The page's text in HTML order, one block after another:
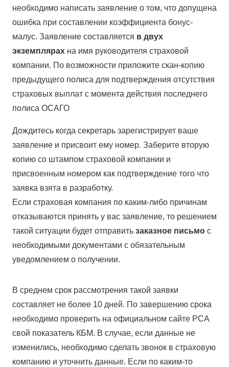
необходимо написать заявление о том, что допущена
ошибка при составлении коэффициента бонус-
малус. Заявление составляется в двух
экземплярах на имя руководителя страховой
компании. По возможности приложите скан-копию
предыдущего полиса для подтверждения отсутствия
страховых выплат с момента действия последнего
полиса ОСАГО
Дождитесь когда секретарь зарегистрирует ваше
заявление и присвоит ему номер. Заберите вторую
копию со штампом страховой компании и
присвоенным номером как подтверждение того что
заявка взята в разработку.
Если страховая компания по каким-либо причинам
отказываются принять у вас заявление, то решением
такой ситуации будет отправить заказное письмо с
необходимыми документами с обязательным
уведомлением о получении.
В среднем срок рассмотрения такой заявки
составляет не более 10 дней. По завершению срока
необходимо проверить на официальном сайте РСА
свой показатель КБМ. В случае, если данные не
изменились, необходимо сделать звонок в страховую
компанию и уточнить данные. Если по каким-то